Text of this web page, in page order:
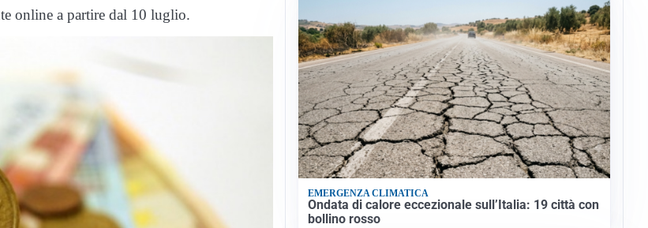
online a partire dal 10 luglio.
EMERGENZA CLIMATICA
Ondata di calore eccezionale sull’Italia: 19 città con
bollino rosso